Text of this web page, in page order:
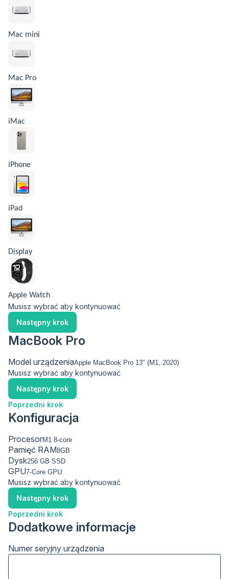
Mac mini
Mac Pro
iMac
iPhone
iPad
Display
Apple Watch
Musisz wybrać aby kontynuować
Następny krok
MacBook Pro
Model urządzenia
Musisz wybrać aby kontynuować
Następny krok
Poprzedni krok
Konfiguracja
Procesor
Pamięć RAM
Dysk
GPU
Musisz wybrać aby kontynuować
Następny krok
Poprzedni krok
Dodatkowe informacje
Numer seryjny urządzenia